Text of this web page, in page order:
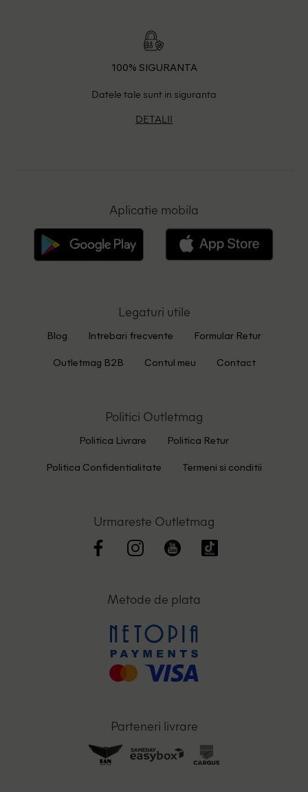
100% SIGURANTA
Datele tale sunt in siguranta
DETALII
Aplicatie mobila
Legaturi utile
Blog Intrebari frecvente Formular Retur
Outletmag B2B Contul meu Contact
Politici Outletmag
Politica Livrare Politica Retur
Politica Confidentialitate Termeni si conditii
Urmareste Outletmag
Metode de plata
Parteneri livrare